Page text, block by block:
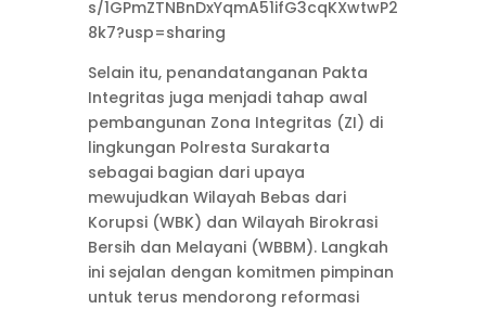
s/1GPmZTNBnDxYqmA51ifG3cqKXwtwP2
8k7?usp=sharing
Selain itu, penandatanganan Pakta
Integritas juga menjadi tahap awal
pembangunan Zona Integritas (ZI) di
lingkungan Polresta Surakarta
sebagai bagian dari upaya
mewujudkan Wilayah Bebas dari
Korupsi (WBK) dan Wilayah Birokrasi
Bersih dan Melayani (WBBM). Langkah
ini sejalan dengan komitmen pimpinan
untuk terus mendorong reformasi